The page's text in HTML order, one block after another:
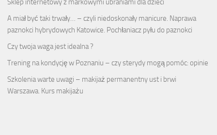
Sklep internetowy z markowymi ubraniami dla dzieci
A miał być taki trwały… – czyli niedoskonały manicure. Naprawa
paznokci hybrydowych Katowice. Pochłaniacz pyłu do paznokci
Czy twoja waga jest idealna ?
Trening na kondycję w Poznaniu – czy sterydy mogą pomóc: opinie
Szkolenia warte uwagi – makijaż permanentny ust i brwi
Warszawa. Kurs makijażu